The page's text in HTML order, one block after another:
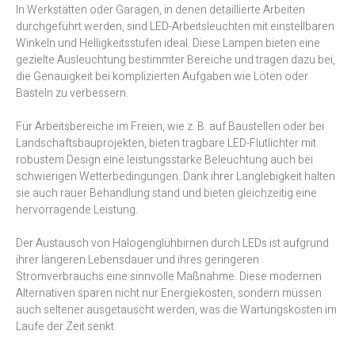
In Werkstätten oder Garagen, in denen detaillierte Arbeiten
durchgeführt werden, sind LED-Arbeitsleuchten mit einstellbaren
Winkeln und Helligkeitsstufen ideal. Diese Lampen bieten eine
gezielte Ausleuchtung bestimmter Bereiche und tragen dazu bei,
die Genauigkeit bei komplizierten Aufgaben wie Löten oder
Basteln zu verbessern.
Für Arbeitsbereiche im Freien, wie z. B. auf Baustellen oder bei
Landschaftsbauprojekten, bieten tragbare LED-Flutlichter mit
robustem Design eine leistungsstarke Beleuchtung auch bei
schwierigen Wetterbedingungen. Dank ihrer Langlebigkeit halten
sie auch rauer Behandlung stand und bieten gleichzeitig eine
hervorragende Leistung.
Der Austausch von Halogenglühbirnen durch LEDs ist aufgrund
ihrer längeren Lebensdauer und ihres geringeren
Stromverbrauchs eine sinnvolle Maßnahme. Diese modernen
Alternativen sparen nicht nur Energiekosten, sondern müssen
auch seltener ausgetauscht werden, was die Wartungskosten im
Laufe der Zeit senkt.